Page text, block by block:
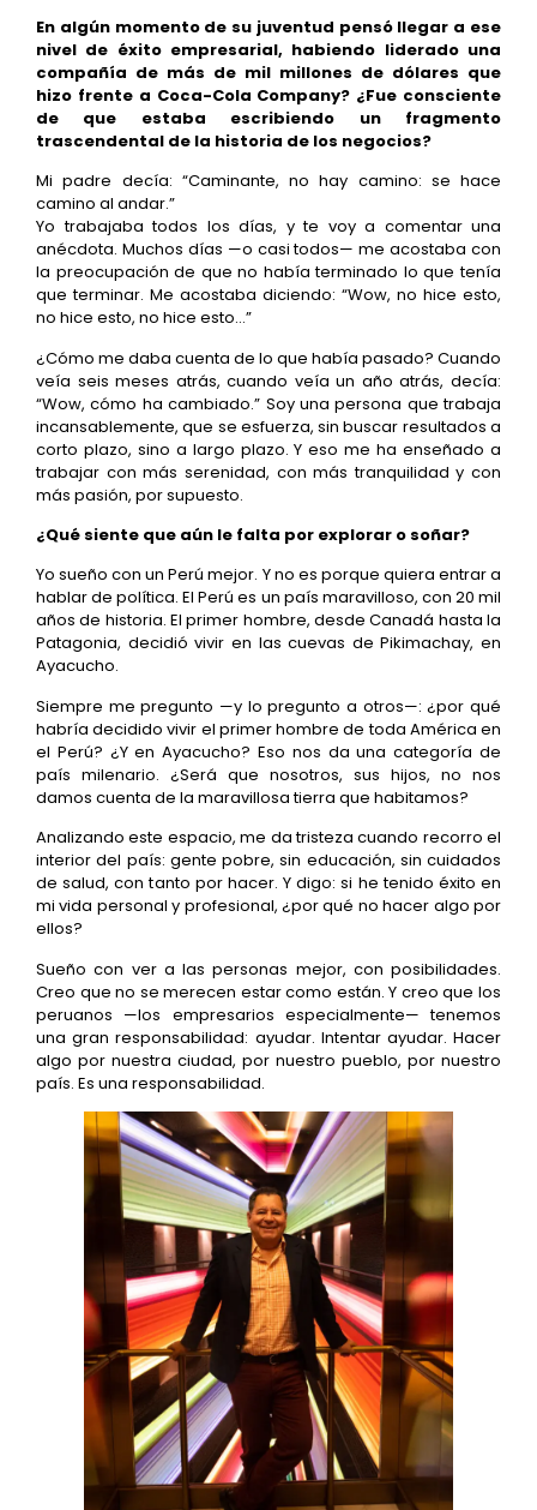
En algún momento de su juventud pensó llegar a ese
nivel de éxito empresarial, habiendo liderado una
compañía de más de mil millones de dólares que
hizo frente a Coca-Cola Company? ¿Fue consciente
de que estaba escribiendo un fragmento
trascendental de la historia de los negocios?
Mi padre decía: “Caminante, no hay camino: se hace
camino al andar.”
Yo trabajaba todos los días, y te voy a comentar una
anécdota. Muchos días —o casi todos— me acostaba con
la preocupación de que no había terminado lo que tenía
que terminar. Me acostaba diciendo: “Wow, no hice esto,
no hice esto, no hice esto…”
¿Cómo me daba cuenta de lo que había pasado? Cuando
veía seis meses atrás, cuando veía un año atrás, decía:
“Wow, cómo ha cambiado.” Soy una persona que trabaja
incansablemente, que se esfuerza, sin buscar resultados a
corto plazo, sino a largo plazo. Y eso me ha enseñado a
trabajar con más serenidad, con más tranquilidad y con
más pasión, por supuesto.
¿Qué siente que aún le falta por explorar o soñar?
Yo sueño con un Perú mejor. Y no es porque quiera entrar a
hablar de política. El Perú es un país maravilloso, con 20 mil
años de historia. El primer hombre, desde Canadá hasta la
Patagonia, decidió vivir en las cuevas de Pikimachay, en
Ayacucho.
Siempre me pregunto —y lo pregunto a otros—: ¿por qué
habría decidido vivir el primer hombre de toda América en
el Perú? ¿Y en Ayacucho? Eso nos da una categoría de
país milenario. ¿Será que nosotros, sus hijos, no nos
damos cuenta de la maravillosa tierra que habitamos?
Analizando este espacio, me da tristeza cuando recorro el
interior del país: gente pobre, sin educación, sin cuidados
de salud, con tanto por hacer. Y digo: si he tenido éxito en
mi vida personal y profesional, ¿por qué no hacer algo por
ellos?
Sueño con ver a las personas mejor, con posibilidades.
Creo que no se merecen estar como están. Y creo que los
peruanos —los empresarios especialmente— tenemos
una gran responsabilidad: ayudar. Intentar ayudar. Hacer
algo por nuestra ciudad, por nuestro pueblo, por nuestro
país. Es una responsabilidad.